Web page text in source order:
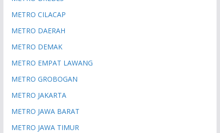
METRO CILACAP
METRO DAERAH
METRO DEMAK
METRO EMPAT LAWANG
METRO GROBOGAN
METRO JAKARTA
METRO JAWA BARAT
METRO JAWA TIMUR